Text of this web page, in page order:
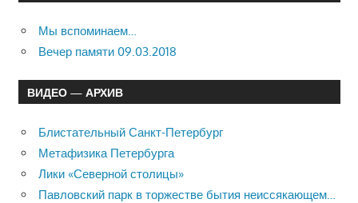
Мы вспоминаем…
Вечер памяти 09.03.2018
ВИДЕО — АРХИВ
Блистательный Санкт-Петербург
Метафизика Петербурга
Лики «Северной столицы»
Павловский парк в торжестве бытия неиссякающем…